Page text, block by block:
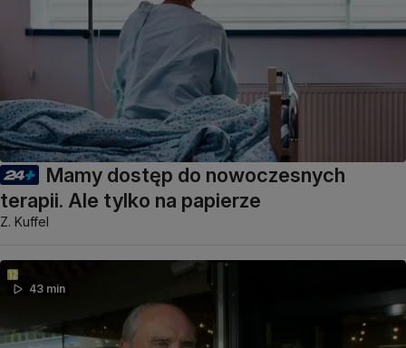
Mamy dostęp do nowoczesnych
terapii. Ale tylko na papierze
Z. Kuffel
43 min